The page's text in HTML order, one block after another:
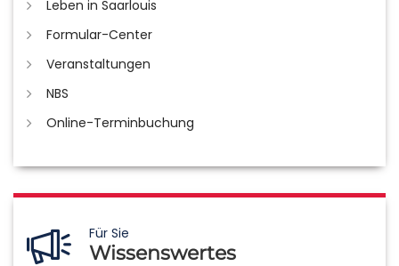
Leben in Saarlouis
Formular-Center
Veranstaltungen
NBS
Online-Terminbuchung
Für Sie
Wissenswertes